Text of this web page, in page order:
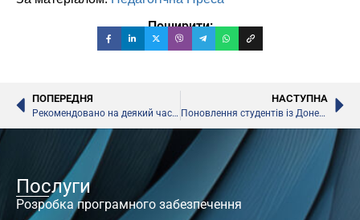
Поширити:
ПОПЕРЕДНЯ
Рекомендовано на деякий час закрити столичні школи, – КМДА
НАСТУПНА
Поновлення студентів із Донецької та Луганської областей, – МОН
Послуги
Розробка програмного забезпечення